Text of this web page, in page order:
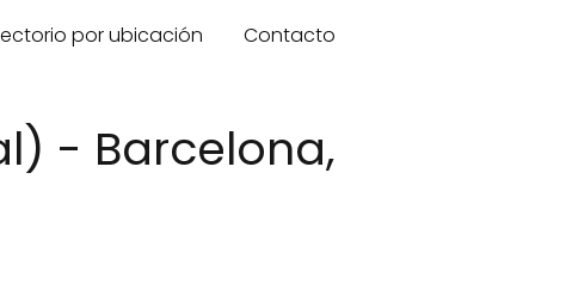
por ubicación Contacto
- Barcelona,